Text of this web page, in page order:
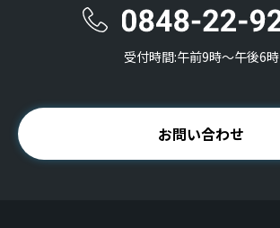
受付時間:午前9時〜午後6時
お問い合わせ